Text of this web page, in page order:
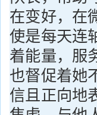
在变好，在
使是每天连
着能量，服
也督促着她
信且正向地